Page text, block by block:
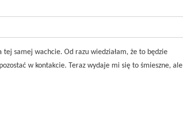
samej wachcie. Od razu wiedziałam, że to będzie
w kontakcie. Teraz wydaje mi się to śmieszne, ale